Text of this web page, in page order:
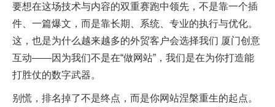
要想在这场技术与内容的双重赛跑中领先，不是靠一个插
件、一篇爆文，而是靠长期、系统、专业的执行与优化。
这，也是为什么越来越多的外贸客户会选择我们 厦门创意
互动——因为我们不是在“做网站”，我们是在为你打造能
打胜仗的数字武器。
别慌，排名掉了不是终点，而是你网站涅槃重生的起点。